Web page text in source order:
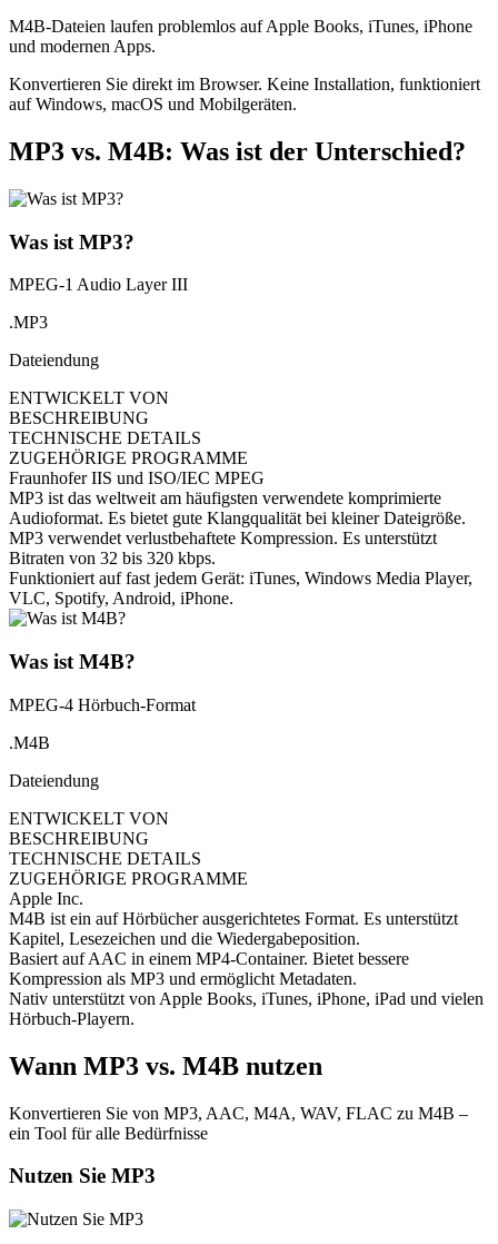
M4B-Dateien laufen problemlos auf Apple Books, iTunes, iPhone
und modernen Apps.
Konvertieren Sie direkt im Browser. Keine Installation, funktioniert
auf Windows, macOS und Mobilgeräten.
MP3 vs. M4B: Was ist der Unterschied?
Was ist MP3?
MPEG-1 Audio Layer III
.MP3
Dateiendung
ENTWICKELT VON
BESCHREIBUNG
TECHNISCHE DETAILS
ZUGEHÖRIGE PROGRAMME
Fraunhofer IIS und ISO/IEC MPEG
MP3 ist das weltweit am häufigsten verwendete komprimierte
Audioformat. Es bietet gute Klangqualität bei kleiner Dateigröße.
MP3 verwendet verlustbehaftete Kompression. Es unterstützt
Bitraten von 32 bis 320 kbps.
Funktioniert auf fast jedem Gerät: iTunes, Windows Media Player,
VLC, Spotify, Android, iPhone.
Was ist M4B?
MPEG-4 Hörbuch-Format
.M4B
Dateiendung
ENTWICKELT VON
BESCHREIBUNG
TECHNISCHE DETAILS
ZUGEHÖRIGE PROGRAMME
Apple Inc.
M4B ist ein auf Hörbücher ausgerichtetes Format. Es unterstützt
Kapitel, Lesezeichen und die Wiedergabeposition.
Basiert auf AAC in einem MP4-Container. Bietet bessere
Kompression als MP3 und ermöglicht Metadaten.
Nativ unterstützt von Apple Books, iTunes, iPhone, iPad und vielen
Hörbuch-Playern.
Wann MP3 vs. M4B nutzen
Konvertieren Sie von MP3, AAC, M4A, WAV, FLAC zu M4B –
ein Tool für alle Bedürfnisse
Nutzen Sie MP3